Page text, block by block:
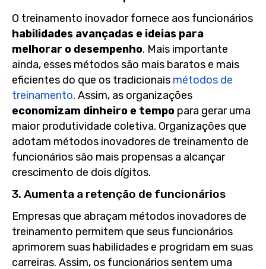
O treinamento inovador fornece aos funcionários
habilidades avançadas e ideias para
melhorar o desempenho. Mais importante
ainda, esses métodos são mais baratos e mais
eficientes do que os tradicionais métodos de
treinamento. Assim, as organizações
economizam dinheiro e tempo para gerar uma
maior produtividade coletiva. Organizações que
adotam métodos inovadores de treinamento de
funcionários são mais propensas a alcançar
crescimento de dois dígitos.
3. Aumenta a retenção de funcionários
Empresas que abraçam métodos inovadores de
treinamento permitem que seus funcionários
aprimorem suas habilidades e progridam em suas
carreiras. Assim, os funcionários sentem uma